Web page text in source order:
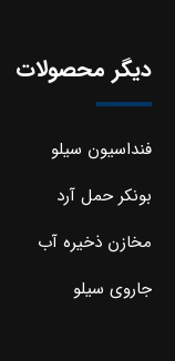
دیگر محصولات
فنداسیون سیلو
بونکر حمل آرد
مخازن ذخیره آب
جاروی سیلو